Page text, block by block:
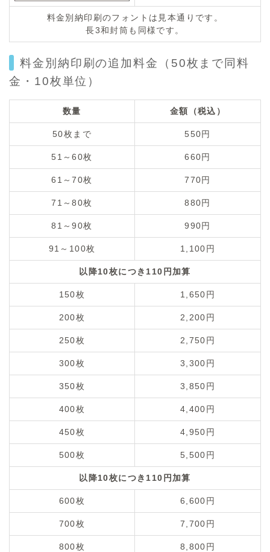
料金別納印刷のフォントは見本通りです。
長3和封筒も同様です。
料金別納印刷の追加料金（50枚まで同料
金・10枚単位）
数量 金額（税込）
50枚まで 550円
51～60枚 660円
61～70枚 770円
71～80枚 880円
81～90枚 990円
91～100枚 1,100円
以降10枚につき110円加算
150枚 1,650円
200枚 2,200円
250枚 2,750円
300枚 3,300円
350枚 3,850円
400枚 4,400円
450枚 4,950円
500枚 5,500円
以降10枚につき110円加算
600枚 6,600円
700枚 7,700円
800枚 8,800円